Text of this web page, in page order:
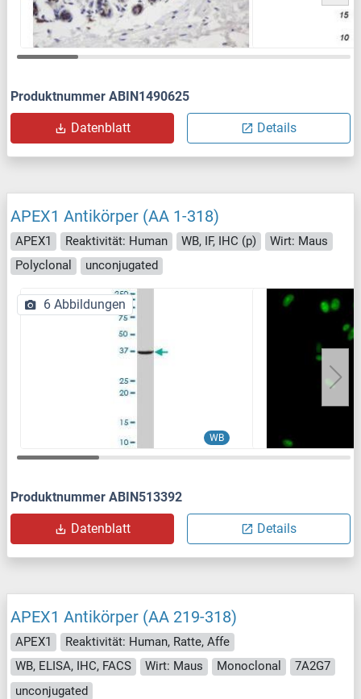
Produktnummer ABIN1490625
Datenblatt Details
APEX1 Antikörper (AA 1-318)
APEX1 Reaktivität: Human WB, IF, IHC (p)
Wirt: Maus
Polyclonal
unconjugated
WB
6 Abbildungen
Produktnummer ABIN513392
Datenblatt Details
APEX1 Antikörper (AA 219-318)
APEX1
Reaktivität: Human, Ratte, Affe
WB, ELISA, IHC, FACS
Wirt: Maus Monoclonal
7A2G7
unconjugated